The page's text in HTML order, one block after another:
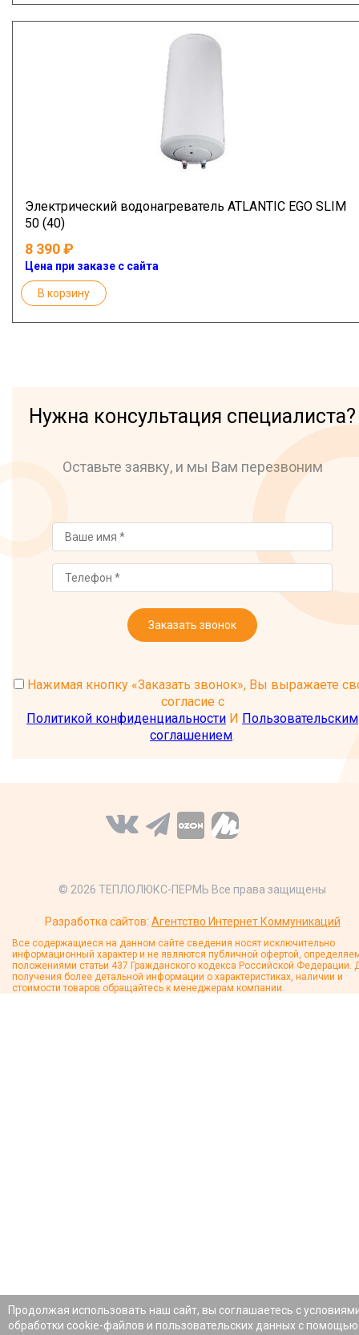
Электрический водонагреватель ATLANTIC EGO SLIM
50 (40)
8 390
Цена при заказе с сайта
В корзину
Нужна консультация специалиста?
Оставьте заявку, и мы Вам перезвоним
Заказать звонок
Нажимая кнопку «Заказать звонок», Вы выражаете
согласие с
Политикой конфиденциальности И Пользовательским
соглашением.
© 2026 ТЕПЛОЛЮКС-ПЕРМЬ Все права защищены
Разработка сайтов: Агентство Интернет Коммуникаций
Все содержащиеся на данном сайте сведения носят исключительно
информационный характер и не являются публичной офертой,
положениями статьи 437 Гражданского кодекса Российской Федерации.
получения более детальной информации о характеристиках, наличии и
стоимости товаров обращайтесь к менеджерам компании.
Продолжая использовать наш сайт, вы соглашаетесь с
обработки cookie-файлов и пользовательских данных с помощью